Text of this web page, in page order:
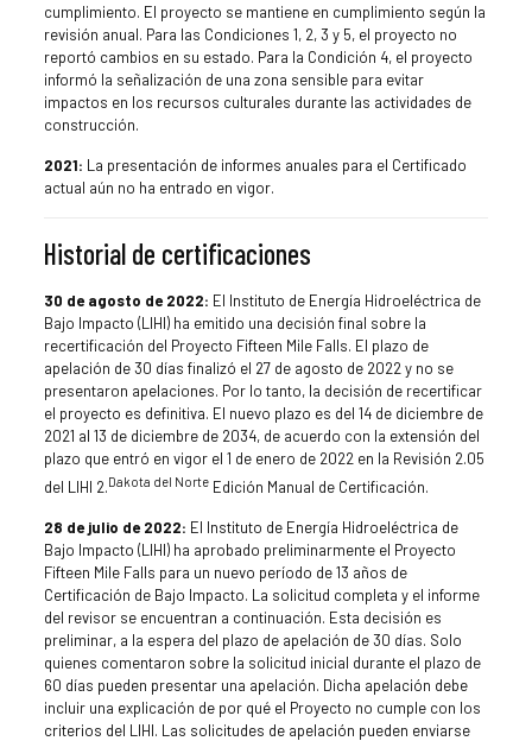
cumplimiento. El proyecto se mantiene en cumplimiento según la
revisión anual. Para las Condiciones 1, 2, 3 y 5, el proyecto no
reportó cambios en su estado. Para la Condición 4, el proyecto
informó la señalización de una zona sensible para evitar
impactos en los recursos culturales durante las actividades de
construcción.
2021: La presentación de informes anuales para el Certificado
actual aún no ha entrado en vigor.
Historial de certificaciones
30 de agosto de 2022: El Instituto de Energía Hidroeléctrica de
Bajo Impacto (LIHI) ha emitido una decisión final sobre la
recertificación del Proyecto Fifteen Mile Falls. El plazo de
apelación de 30 días finalizó el 27 de agosto de 2022 y no se
presentaron apelaciones. Por lo tanto, la decisión de recertificar
el proyecto es definitiva. El nuevo plazo es del 14 de diciembre de
2021 al 13 de diciembre de 2034, de acuerdo con la extensión del
plazo que entró en vigor el 1 de enero de 2022 en la Revisión 2.05
del LIHI 2.Dakota del NorteEdición Manual de Certificación.
28 de julio de 2022: El Instituto de Energía Hidroeléctrica de
Bajo Impacto (LIHI) ha aprobado preliminarmente el Proyecto
Fifteen Mile Falls para un nuevo período de 13 años de
Certificación de Bajo Impacto. La solicitud completa y el informe
del revisor se encuentran a continuación. Esta decisión es
preliminar, a la espera del plazo de apelación de 30 días. Solo
quienes comentaron sobre la solicitud inicial durante el plazo de
60 días pueden presentar una apelación. Dicha apelación debe
incluir una explicación de por qué el Proyecto no cumple con los
criterios del LIHI. Las solicitudes de apelación pueden enviarse